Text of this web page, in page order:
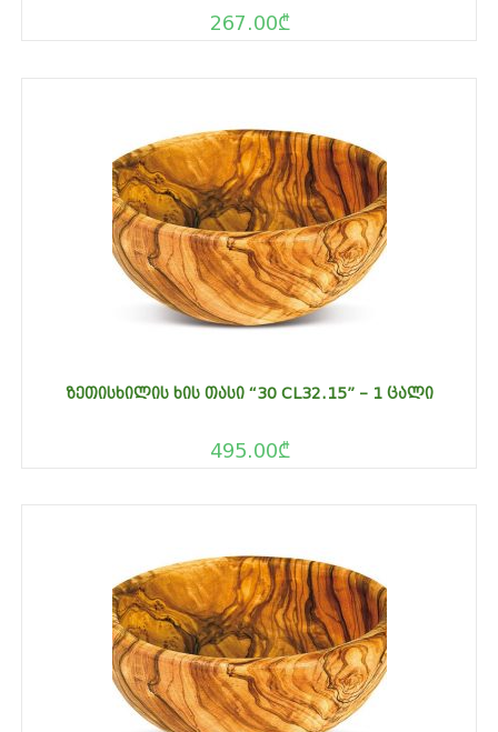
267.00₾
ᲖᲔᲗᲘᲡᲮᲘᲚᲘᲡ ᲮᲘᲡ ᲗᲐᲡᲘ “30 CL32.15” – 1 ᲪᲐᲚᲘ
495.00₾